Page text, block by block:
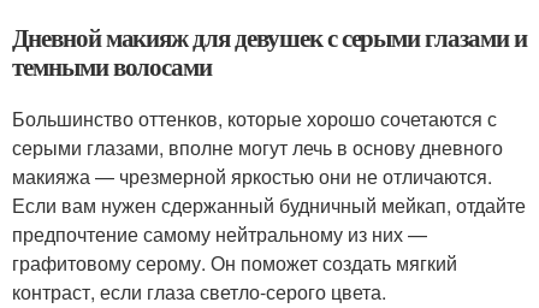
Дневной макияж для девушек с серыми глазами и
темными волосами
Большинство оттенков, которые хорошо сочетаются с
серыми глазами, вполне могут лечь в основу дневного
макияжа — чрезмерной яркостью они не отличаются.
Если вам нужен сдержанный будничный мейкап, отдайте
предпочтение самому нейтральному из них —
графитовому серому. Он поможет создать мягкий
контраст, если глаза светло-серого цвета.